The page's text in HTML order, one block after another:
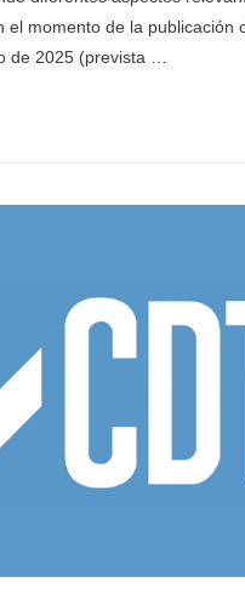
el momento de la publicación
de 2025 (prevista …